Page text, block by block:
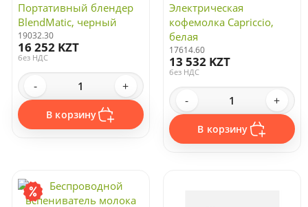
Портативный блендер
BlendMatic, черный
19032.30
16 252 KZT
без НДС
- +
В корзину
Электрическая
кофемолка Capriccio,
белая
17614.60
13 532 KZT
без НДС
- +
В корзину